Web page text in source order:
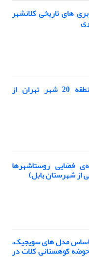
های تاریخی کلانشهر
سنجش خوانش ادراکی شهروندان منطقه 20 شهر تهران از
فضایی روستاشهرها
از شهرستان بابل)
مدل های سویجیک،
حوضه کوهستانی کلات در‌